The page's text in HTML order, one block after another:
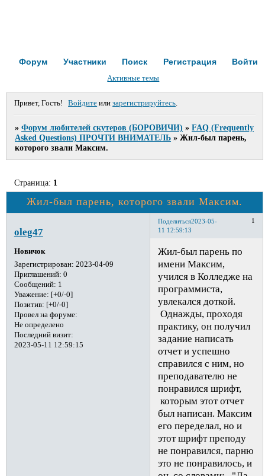
Форум Участники Поиск Регистрация Войти
Активные темы
Привет, Гость! Войдите илизарегистрируйтесь.
»Форум любителей скутеров (БОРОВИЧИ) »FAQ (Frequently
Asked Questions) ПРОЧТИ ВНИМАТЕЛЬ »Жил-был парень,
которого звали Максим.
Жил-был парень, которого звали Максим.
Страница: 1
Поделиться 1
2023-05-
11 12:59:13
oleg47
Новичок
Зарегистрирован: 2023-04-09
Приглашений: 0
Сообщений: 1
Уважение: [+0/-0]
Позитив: [+0/-0]
Провел на форуме:
Не определено
Последний визит:
2023-05-11 12:59:15
Жил-был парень по
имени Максим,
учился в Колледже на
программиста,
увлекался доткой.
Однажды, проходя
практику, он получил
задание написать
отчет и успешно
справился с ним, но
преподавателю не
понравился шрифт,
которым этот отчет
был написан. Максим
его переделал, но и
этот шрифт преподу
не понравился, парню
это не понравилось, и